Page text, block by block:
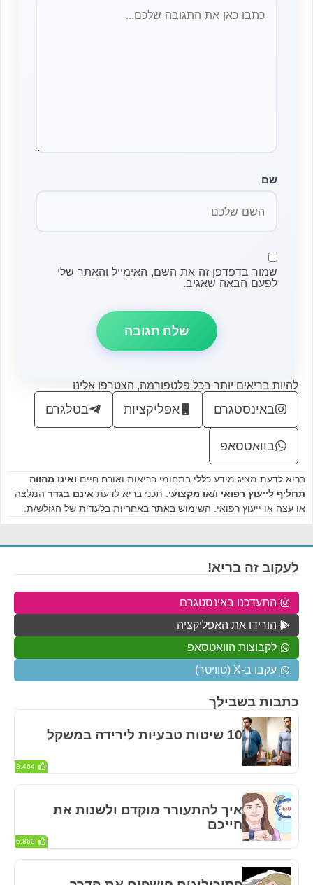
שם
שמור בדפדפן זה את השם, האימייל והאתר שלי
לפעם הבאה שאגיב.
להיות בריאים יותר בכל פלטפורמה, הצטרפו אלינו
באינסטגרם אפליקציות בטלגרם
בוואטסאפ
בריא לדעת מציג מידע כללי בתחומי בריאות ואורח חיים ואינו מהווה
תחליף לייעוץ רפואי ו/או מקצועי . תכני בריא לדעת אינם בגדר המלצה
או עצה או ייעוץ רפואי. השימוש באתר באחריות בלעדית של הגולש/ת.
כתבות בשבילך
10 שיטות טבעיות לירידה במשקל
3,464
איך להתעורר מוקדם ולשנות את
חייכם
6,860
לעקוב זה בריא!
התעדכנו באינסטגרם
הורידו את האפליקציה
לקבוצות הוואטסאפ
עקבו ב-X (טוויטר)